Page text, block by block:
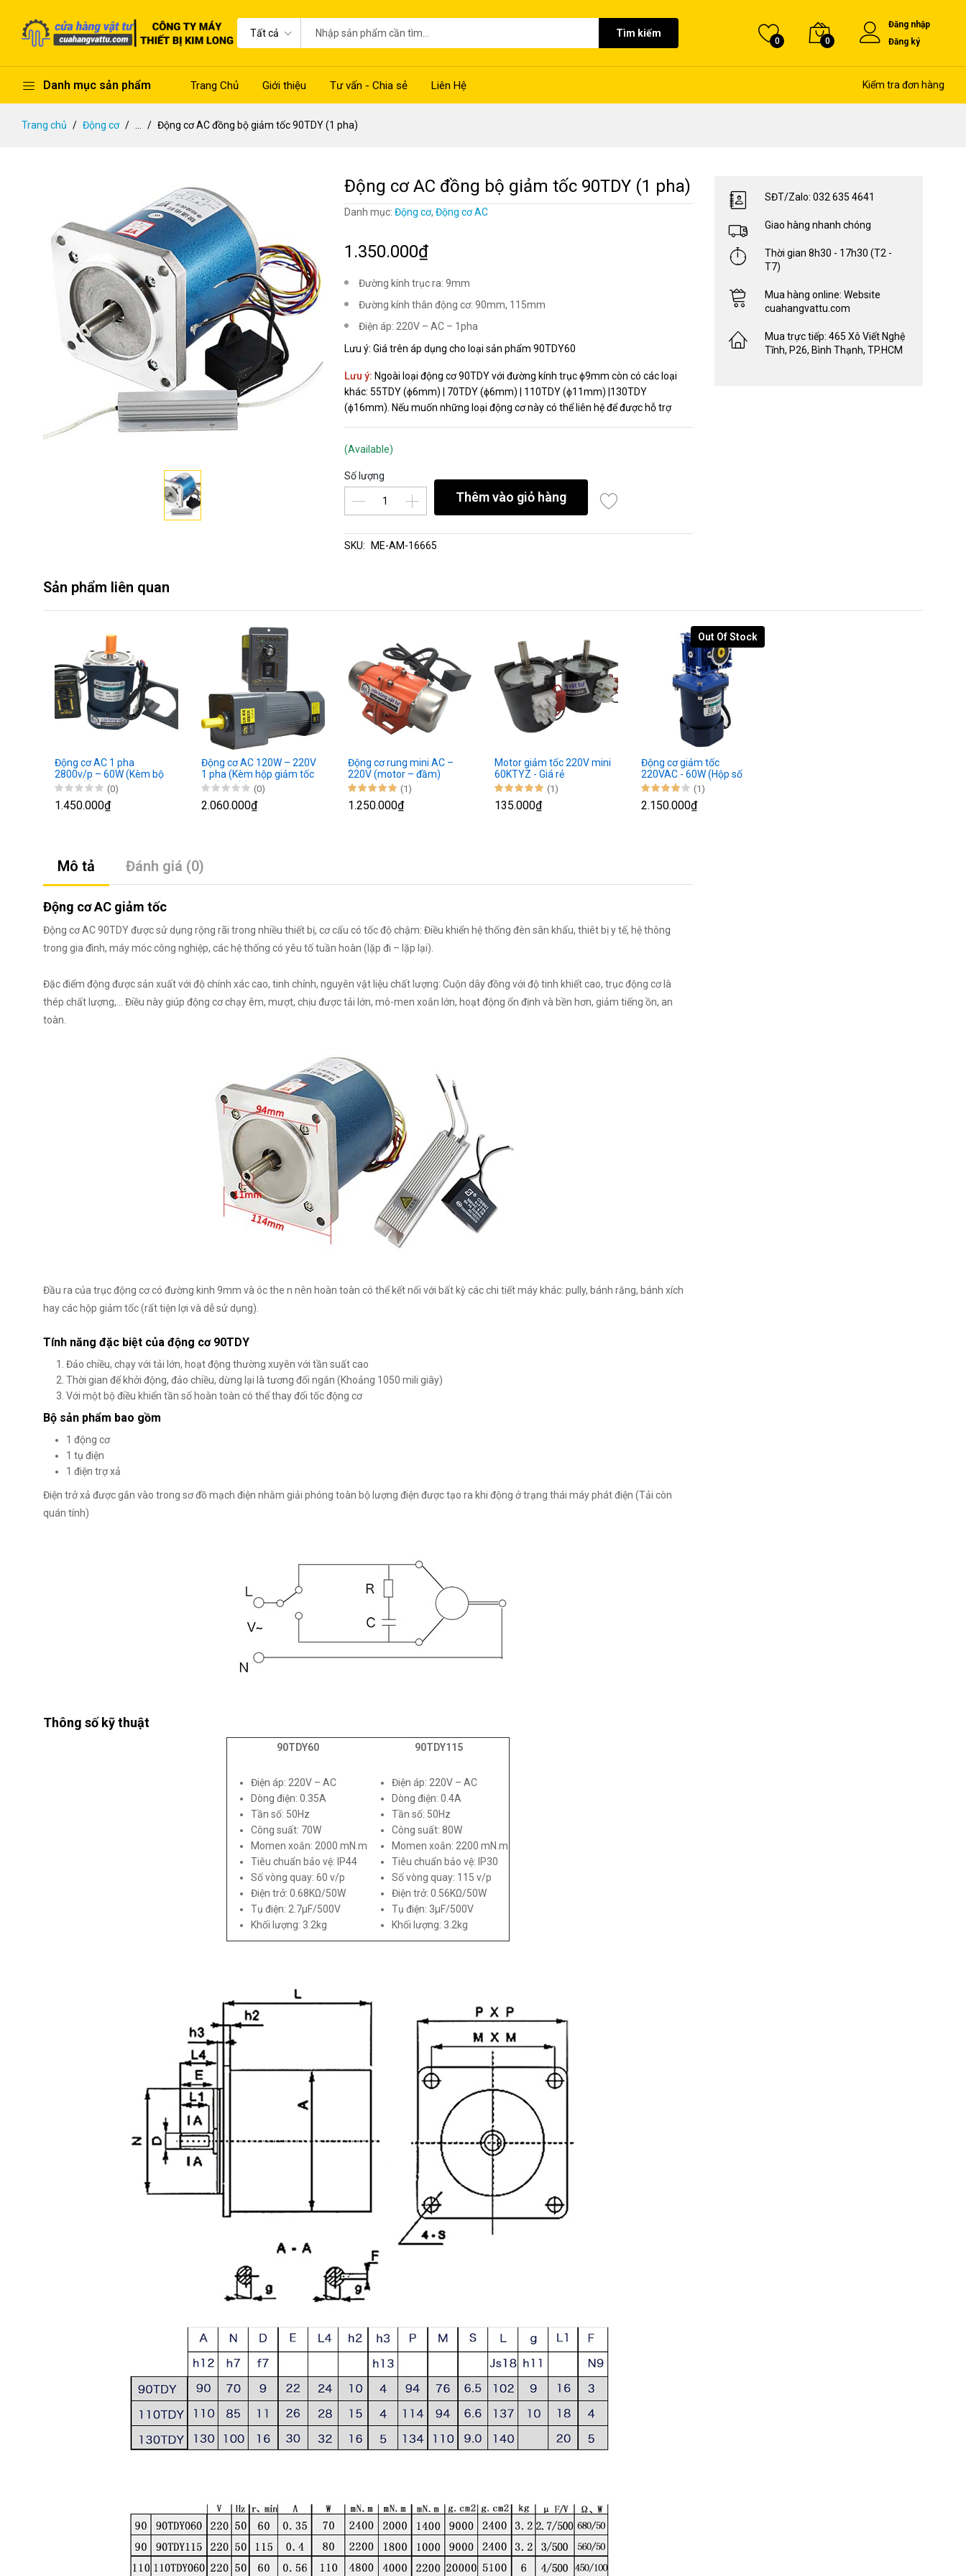
Tất cả Tìm kiếm
0 0
Đăng nhập
Đăng ký
Danh mục sản phẩm Trang Chủ Giới thiệu Tư vấn - Chia sẻ Liên Hệ Kiểm tra đơn hàng
Trang chủ Động cơ Động cơ AC đồng bộ giảm tốc 90TDY (1 pha)
Động cơ AC đồng bộ giảm tốc 90TDY (1 pha)
Danh mục: Động cơ, Động cơ AC
1.350.000₫
Đường kính trục ra: 9mm
Đường kính thân động cơ: 90mm, 115mm
Điện áp: 220V – AC – 1pha
Lưu ý: Giá trên áp dụng cho loại sản phẩm 90TDY60
Lưu ý: Ngoài loại động cơ 90TDY với đường kính trục ϕ9mm còn có các loại
khác: 55TDY (ϕ6mm) | 70TDY (ϕ6mm) | 110TDY (ϕ11mm) |130TDY
(ϕ16mm). Nếu muốn những loại động cơ này có thể liên hệ để được hỗ trợ
(Available)
Số lượng
Thêm vào giỏ hàng
SKU: ME-AM-16665
SĐT/Zalo: 032 635 4641
Giao hàng nhanh chóng
Thời gian 8h30 - 17h30 (T2 -
T7)
Mua hàng online: Website
cuahangvattu.com
Mua trực tiếp: 465 Xô Viết Nghệ
Tĩnh, P26, Bình Thạnh, TP.HCM
Sản phẩm liên quan
Động cơ AC 1 pha
2800v/p – 60W (Kèm bộ
điều tốc)
(0)
1.450.000₫
Động cơ AC 120W – 220V
1 pha (Kèm hộp giảm tốc
– điều tốc) (0)
2.060.000₫
Động cơ rung mini AC –
220V (motor – đầm)
(1)
1.250.000₫
Motor giảm tốc 220V mini
60KTYZ - Giá rẻ
(1)
135.000₫
Out Of Stock
Động cơ giảm tốc
220VAC - 60W (Hộp số
trục vít bánh vít)
(1)
2.150.000₫
Mô tả Đánh giá (0)
Động cơ AC giảm tốc
Động cơ AC 90TDY được sử dụng rộng rãi trong nhiều thiết bị, cơ cấu có tốc độ chậm: Điều khiển hệ thống đèn sân khấu, thiêt bị y tế, hệ thông
trong gia đình, máy móc công nghiệp, các hệ thống có yêu tố tuần hoàn (lặp đi – lặp lại).
Đặc điểm động được sản xuất với độ chính xác cao, tinh chỉnh, nguyên vật liệu chất lượng: Cuộn dây đồng với độ tinh khiết cao, trục động cơ là
thép chất lượng,… Điều này giúp động cơ chạy êm, mượt, chịu được tải lớn, mô-men xoắn lớn, hoạt động ổn định và bền hơn, giảm tiếng ồn, an
toàn.
Đầu ra của trục động cơ có đường kinh 9mm và óc the n nên hoàn toàn có thể kết nối với bất kỳ các chi tiết máy khác: pully, bánh răng, bánh xích
hay các hộp giảm tốc (rất tiện lợi và dễ sử dụng).
Tính năng đặc biệt của động cơ 90TDY
Đảo chiều, chạy với tải lớn, hoạt động thường xuyên với tần suất cao
Thời gian để khởi động, đảo chiều, dừng lại là tương đối ngắn (Khoảng 1050 mili giây)
Với một bộ điều khiển tần số hoàn toàn có thể thay đổi tốc động cơ
Bộ sản phẩm bao gồm
1 động cơ
1 tụ điện
1 điện trợ xả
Điện trở xả được gắn vào trong sơ đồ mạch điện nhằm giải phóng toàn bộ lượng điện được tạo ra khi động ở trạng thái máy phát điện (Tải còn
quán tính)
Thông số kỹ thuật
90TDY60
Điện áp: 220V – AC
Dòng điện: 0.35A
Tần số: 50Hz
Công suất: 70W
Momen xoắn: 2000 mN.m
Tiêu chuẩn bảo vệ: IP44
Số vòng quay: 60 v/p
Điện trở: 0.68KΩ/50W
Tụ điện: 2.7µF/500V
Khối lượng: 3.2kg
90TDY115
Điện áp: 220V – AC
Dòng điện: 0.4A
Tần số: 50Hz
Công suất: 80W
Momen xoắn: 2200 mN.m
Tiêu chuẩn bảo vệ: IP30
Số vòng quay: 115 v/p
Điện trở: 0.56KΩ/50W
Tụ điện: 3µF/500V
Khối lượng: 3.2kg